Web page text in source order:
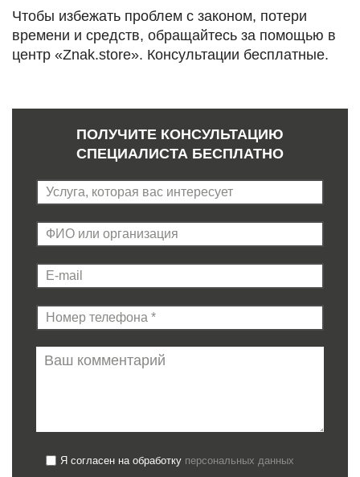
Чтобы избежать проблем с законом, потери
времени и средств, обращайтесь за помощью в
центр «Znak.store». Консультации бесплатные.
ПОЛУЧИТЕ КОНСУЛЬТАЦИЮ
СПЕЦИАЛИСТА БЕСПЛАТНО
Я согласен на обработку персональных данных